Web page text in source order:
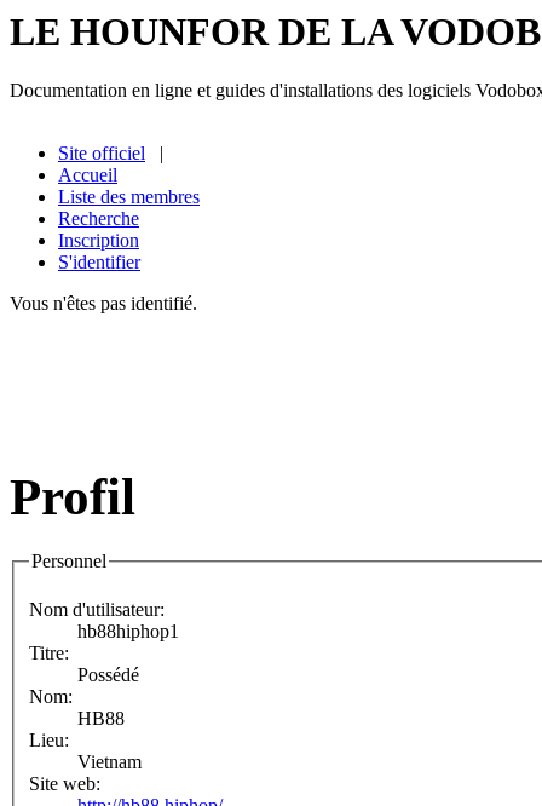
LE HOUNFOR DE LA
Documentation en ligne et guides d'installations des logiciels
Site officiel |
Accueil
Liste des membres
Recherche
Inscription
S'identifier
Vous n'êtes pas identifié.
Profil
Personnel
Nom d'utilisateur:
hb88hiphop1
Titre:
Possédé
Nom:
HB88
Lieu:
Vietnam
Site web: